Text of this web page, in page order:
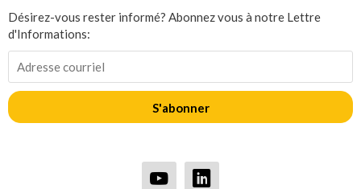
Désirez-vous rester informé? Abonnez vous à notre Lettre
d'Informations:
S'abonner